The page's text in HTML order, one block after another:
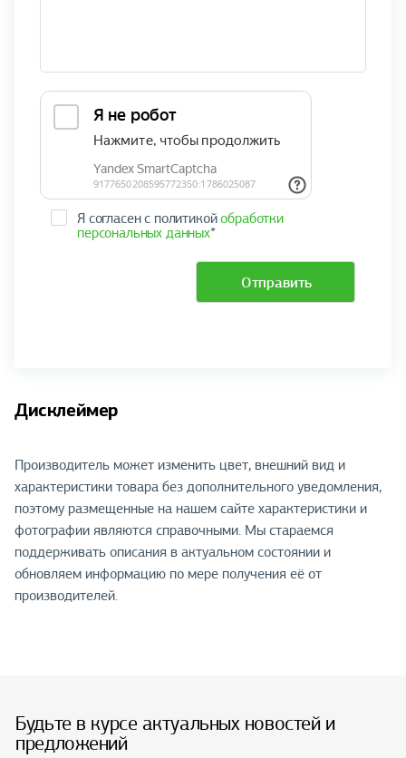
Я согласен с политикойобработки
персональных данных*
Отправить
Дисклеймер
Производитель может изменить цвет, внешний вид и
характеристики товара без дополнительного уведомления,
поэтому размещенные на нашем сайте характеристики и
фотографии являются справочными. Мы стараемся
поддерживать описания в актуальном состоянии и
обновляем информацию по мере получения её от
производителей.
Будьте в курсе актуальных новостей и
предложений